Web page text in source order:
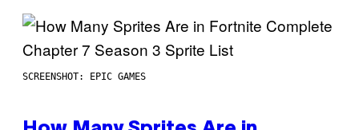
SCREENSHOT: EPIC GAMES